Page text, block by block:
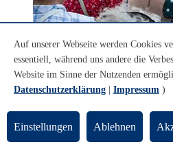
© Patric Leo
Mitsingfest "Bremen so frei"
„Bremen so frei“: Mit
gemeinsam Lieder über
Auf unserer Webseite werden Cookies
essentiell, während uns andere die
Website im Sinne der Nutzenden
Datenschutzerklärung
Impressum )
Einstellungen Ablehnen